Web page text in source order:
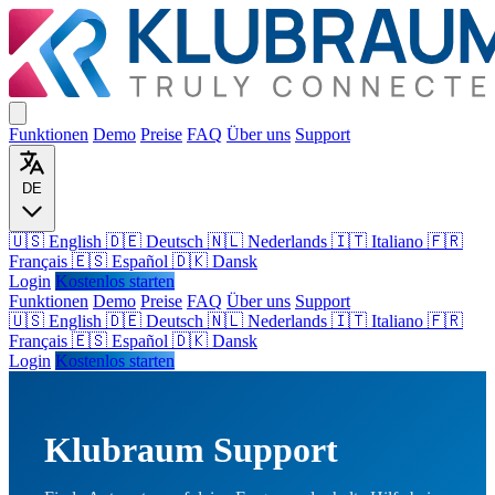
Funktionen Demo Preise FAQ Über uns Support
DE
🇺🇸 English 🇩🇪 Deutsch 🇳🇱 Nederlands 🇮🇹 Italiano 🇫🇷
Français 🇪🇸 Español 🇩🇰 Dansk
Login Kostenlos starten
Funktionen Demo Preise FAQ Über uns Support
🇺🇸 English 🇩🇪 Deutsch 🇳🇱 Nederlands 🇮🇹 Italiano 🇫🇷
Français 🇪🇸 Español 🇩🇰 Dansk
Login Kostenlos starten
Klubraum Support